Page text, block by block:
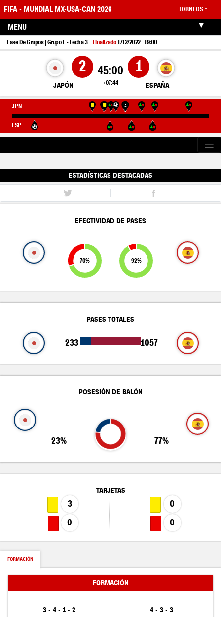
FIFA - MUNDIAL MX-USA-CAN 2026 TORNEOS
MENU
Fase De Grupos | Grupo E - Fecha 3 Finalizado1/12/2022 19:00
JAPÓN
2 45:00
+07:44
1
ESPAÑA
JPN
ESP
ESTADÍSTICAS DESTACADAS
EFECTIVIDAD DE PASES
70% 92%
PASES TOTALES
233 1057
POSESIÓN DE BALÓN
23% 77%
TARJETAS
3
0
0
0
FORMACIÓN
FORMACIÓN
3 - 4 - 1 - 2 4 - 3 - 3